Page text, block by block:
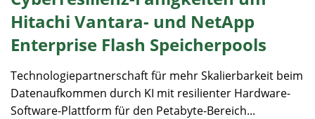
Hitachi Vantara- und NetApp
Enterprise Flash Speicherpools
Technologiepartnerschaft für mehr Skalierbarkeit beim
Datenaufkommen durch KI mit resilienter Hardware-
Software-Plattform für den Petabyte-Bereich...